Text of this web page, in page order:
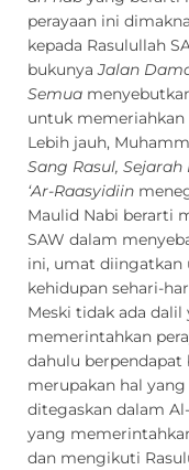
perayaan ini
kepada Rasulullah
bukunyaJalan
Semua
untuk memeriahkan
Lebih jauh,
Sang Rasul,
‘Ar-Raasyidiin
Maulid Nabi berarti
SAW dalam
ini, umat diingatkan
kehidupan sehari-
Meski tidak ada dalil
memerintahkan
dahulu
merupakan hal
ditegaskan dalam
yang
dan mengikuti